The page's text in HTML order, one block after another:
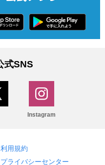
式SNS
Instagram
利用規約
プライバシーセンター